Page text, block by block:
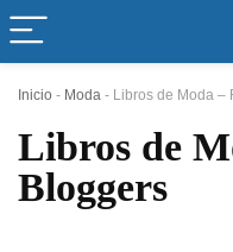
Inicio - Moda - Libros de Moda –
Libros de
Bloggers